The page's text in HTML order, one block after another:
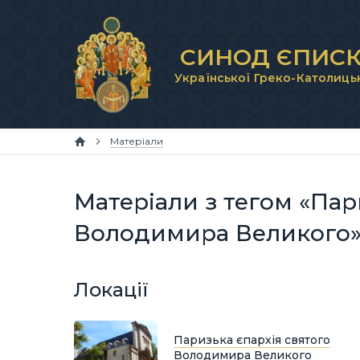
СИНОД
Української Греко-
Матеріали
Матеріали з тегом
Володимира Великого»
Локації
Паризька єпархія святого
Володимира Великого